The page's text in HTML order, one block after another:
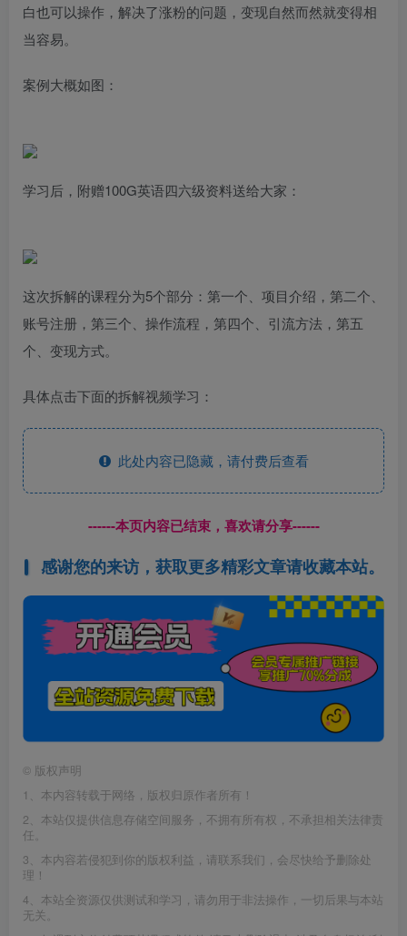
白也可以操作，解决了涨粉的问题，变现自然而然就变得相
当容易。
案例大概如图：
学习后，附赠100G英语四六级资料送给大家：
这次拆解的课程分为5个部分：第一个、项目介绍，第二个、
账号注册，第三个、操作流程，第四个、引流方法，第五
个、变现方式。
具体点击下面的拆解视频学习：
此处内容已隐藏，请付费后查看
------本页内容已结束，喜欢请分享------
感谢您的来访，获取更多精彩文章请收藏本站。
© 版权声明
1、本内容转载于网络，版权归原作者所有！
2、本站仅提供信息存储空间服务，不拥有所有权，不承担相关法律责
任。
3、本内容若侵犯到你的版权利益，请联系我们，会尽快给予删除处
理！
4、本站全资源仅供测试和学习，请勿用于非法操作，一切后果与本站
无关。